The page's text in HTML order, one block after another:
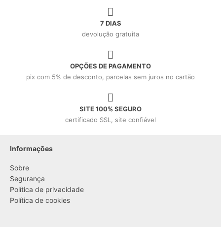
7 DIAS
devolução gratuita
OPÇÕES DE PAGAMENTO
pix com 5% de desconto, parcelas sem juros no cartão
SITE 100% SEGURO
certificado SSL, site confiável
Informações
Sobre
Segurança
Política de privacidade
Política de cookies